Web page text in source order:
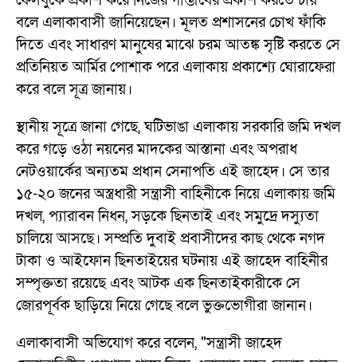
বলে এলাকাবাসী জানিয়েছেন। মূলত প্রশাসনের চোখ ফাঁকি
দিতে এবং সাধারণ মানুষের মাঝে চরম আতঙ্ক সৃষ্টি করতে সে
প্রতিনিয়ত আর্মির পোশাক পরে এলাকায় প্রকাশ্যে ঘোরাফেরা
করে বলে সূত্র জানায়।
স্থানীয় সূত্রে জানা গেছে, ঘটিভাঙা এলাকায় সরকারি জমি দখল
করে গড়ে ওঠা নয়নের মাদকের আস্তানা এবং অপরাধ
নেটওয়ার্কের অন্যতম প্রধান সেনাপতি এই জাহেদ। সে তার
১৫-২০ জনের অস্ত্রধারী সন্ত্রাসী বাহিনীকে নিয়ে এলাকায় জমি
দখল, প্যারাবন নিধন, সড়কে ছিনতাই এবং সমুদ্রে দস্যুতা
চালিয়ে আসছে। সম্প্রতি দুবাই প্রবাসীদের কাছ থেকে নগদ
টাকা ও আইফোন ছিনতাইয়ের ঘটনায় এই জাহেদ বাহিনীর
সম্পৃক্ততা রয়েছে এবং আটক এক ছিনতাইকারীকে সে
জোরপূর্বক ছাড়িয়ে নিয়ে গেছে বলে ভুক্তভোগীরা জানান।
এলাকাবাসী অভিযোগ করে বলেন, "সন্ত্রাসী জাহেদ